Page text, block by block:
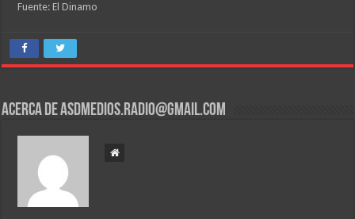
Fuente: El Dinamo
Acerca de asdmedios.radio@gmail.com